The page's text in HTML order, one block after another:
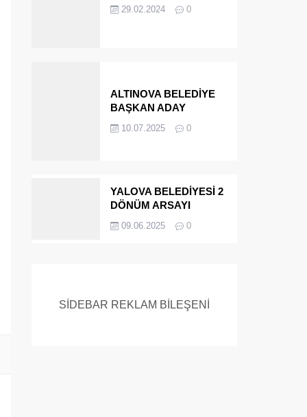
BAŞKANI OLARAK
29.02.2024 0
ALTINOVA BELEDİYE
BAŞKAN ADAY
MÜEBBET ALDI FİRAR
10.07.2025 0
YALOVA BELEDİYESİ 2
DÖNÜM ARSAYI
09.06.2025 0
SİDEBAR REKLAM BİLEŞENİ